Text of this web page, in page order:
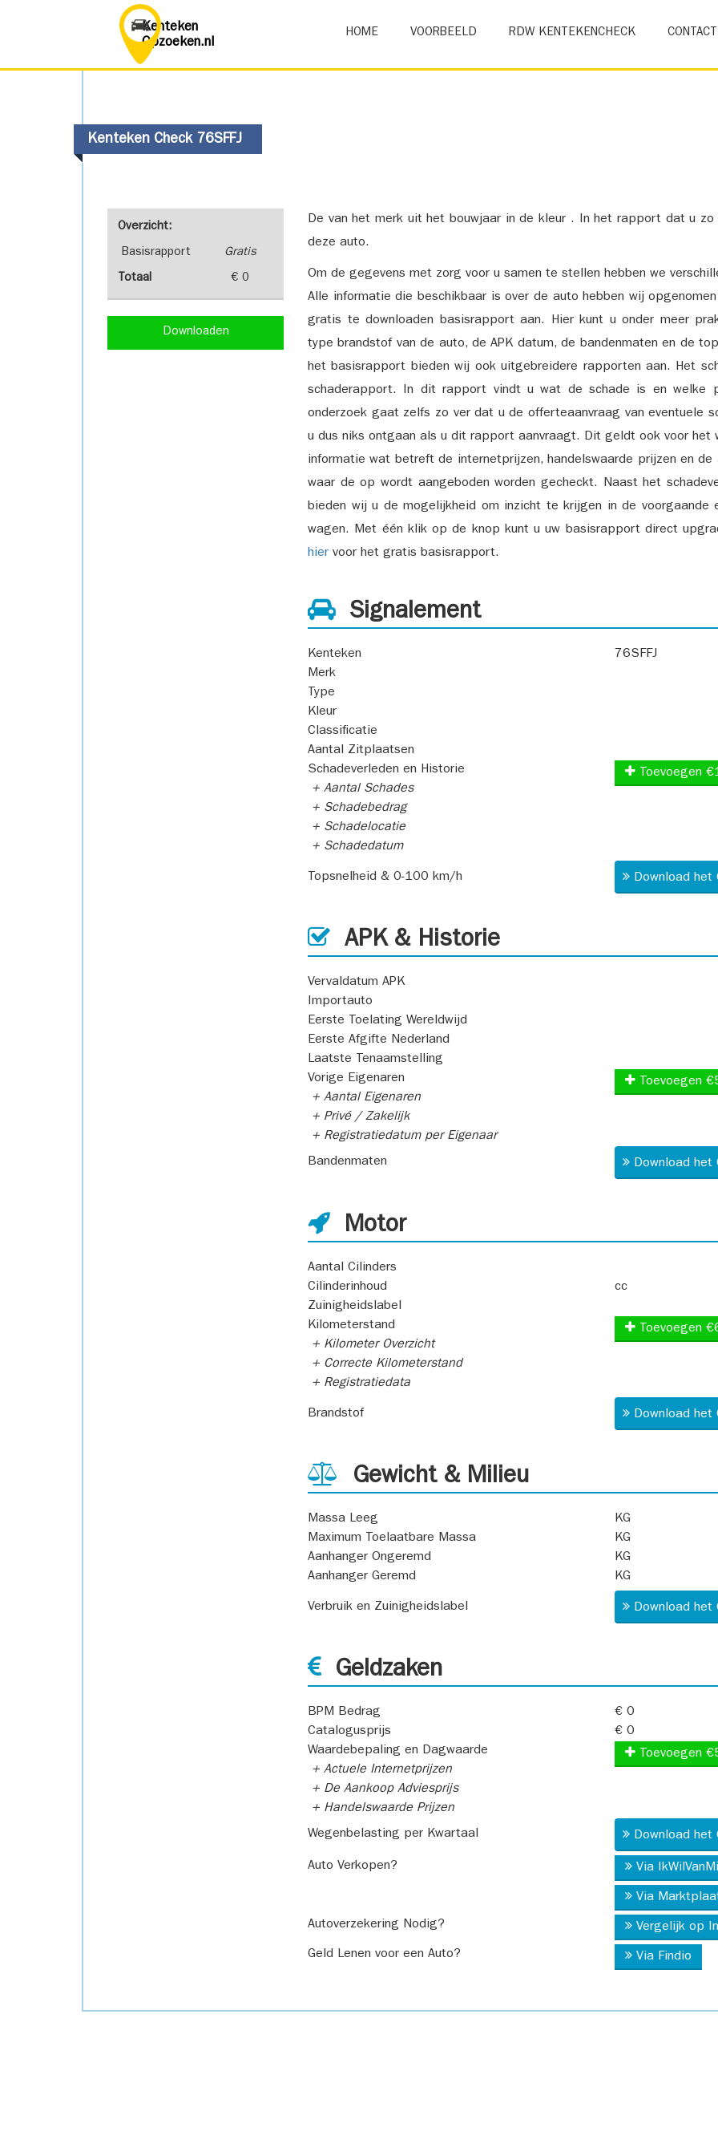
Kenteken
Opzoeken.nl
HOME VOORBEELD RDW KENTEKENCHECK CONTACT
Kenteken Check 76SFFJ
Overzicht:
Basisrapport Gratis
Totaal € 0
Downloaden
De van het merk uit het bouwjaar in de kleur . In het rapport dat u
deze auto.
Om de gegevens met zorg voor u samen te stellen hebben we
Alle informatie die beschikbaar is over de auto hebben wij
gratis te downloaden basisrapport aan. Hier kunt u onder meer
type brandstof van de auto, de APK datum, de bandenmaten en de
het basisrapport bieden wij ook uitgebreidere rapporten aan. Het
schaderapport. In dit rapport vindt u wat de schade is en welke
onderzoek gaat zelfs zo ver dat u de offerteaanvraag van eventuele
u dus niks ontgaan als u dit rapport aanvraagt. Dit geldt ook voor
informatie wat betreft de internetprijzen, handelswaarde prijzen en
waar de op wordt aangeboden worden gecheckt. Naast het
bieden wij u de mogelijkheid om inzicht te krijgen in de voorgaande
wagen. Met één klik op de knop kunt u uw basisrapport direct
hier voor het gratis basisrapport.
Signalement
Kenteken
76SFFJ
Merk
Type
Kleur
Classificatie
Aantal Zitplaatsen
Schadeverleden en Historie
+ Aantal Schades
+ Schadebedrag
+ Schadelocatie
+ Schadedatum
Toevoegen
Topsnelheid & 0-100 km/h Download
APK & Historie
Vervaldatum APK
Importauto
Eerste Toelating Wereldwijd
Eerste Afgifte Nederland
Laatste Tenaamstelling
Vorige Eigenaren
+ Aantal Eigenaren
+ Privé / Zakelijk
+ Registratiedatum per Eigenaar
Toevoegen
Bandenmaten Download
Motor
Aantal Cilinders
Cilinderinhoud
cc
Zuinigheidslabel
Kilometerstand
+ Kilometer Overzicht
+ Correcte Kilometerstand
+ Registratiedata
Toevoegen
Brandstof Download
Gewicht & Milieu
Massa Leeg
KG
Maximum Toelaatbare Massa
KG
Aanhanger Ongeremd
KG
Aanhanger Geremd
KG
Verbruik en Zuinigheidslabel Download
Geldzaken
BPM Bedrag
€ 0
Catalogusprijs
€ 0
Waardebepaling en Dagwaarde
+ Actuele Internetprijzen
+ De Aankoop Adviesprijs
+ Handelswaarde Prijzen
Toevoegen
Wegenbelasting per Kwartaal Download
Auto Verkopen? Via
Via
Autoverzekering Nodig? Vergelijk op
Geld Lenen voor een Auto? Via Findio